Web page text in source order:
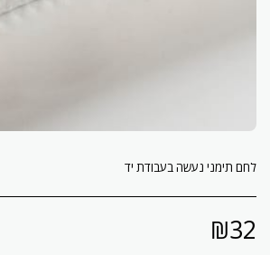
לחם תימני נעשה בעבודת יד
₪32